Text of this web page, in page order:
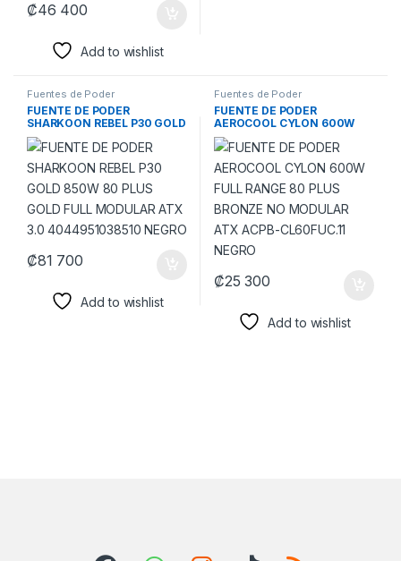
₡46 400
Add to wishlist
Fuentes de Poder
FUENTE DE PODER
SHARKOON REBEL P30 GOLD
850W 80 PLUS GOLD FULL
MODULAR ATX 3.0
4044951038510 NEGRO
₡81 700
Add to wishlist
Fuentes de Poder
FUENTE DE PODER
AEROCOOL CYLON 600W
FULL RANGE 80 PLUS
BRONZE NO MODULAR ATX
ACPB-CL60FUC.11 NEGRO
₡25 300
Add to wishlist